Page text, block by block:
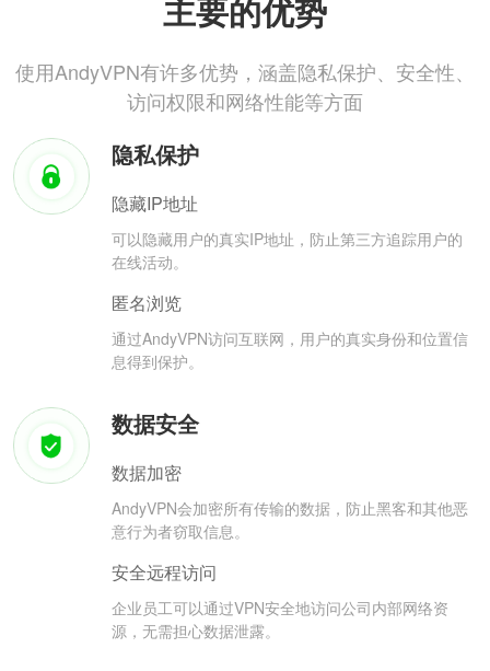
主要的优势
使用AndyVPN有许多优势，涵盖隐私保护、安全性、
访问权限和网络性能等方面
隐私保护
隐藏IP地址
可以隐藏用户的真实IP地址，防止第三方追踪用户的
在线活动。
匿名浏览
通过AndyVPN访问互联网，用户的真实身份和位置信
息得到保护。
数据安全
数据加密
AndyVPN会加密所有传输的数据，防止黑客和其他恶
意行为者窃取信息。
安全远程访问
企业员工可以通过VPN安全地访问公司内部网络资
源，无需担心数据泄露。